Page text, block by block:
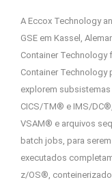
A Eccox Technology
GSE em Kassel,
Container Technology
Container Technology
explorem
CICS/TM® e IMS/
VSAM® e arquivos
batch jobs, para
executados
z/OS®,